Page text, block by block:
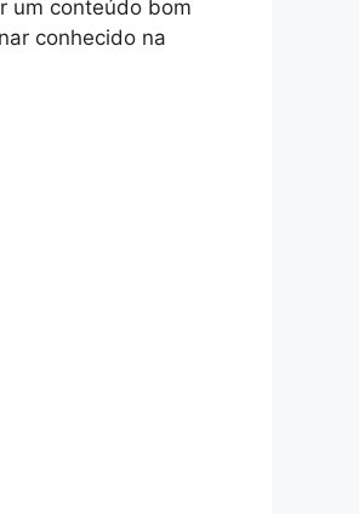
um conteúdo bom
conhecido na